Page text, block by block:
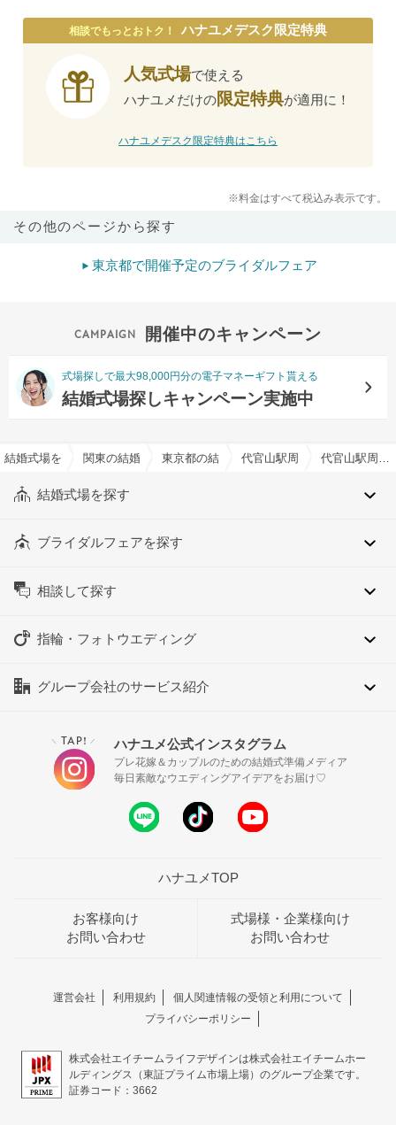
相談でもっとおトク！ ハナユメデスク限定特典
人気式場で使える
ハナユメだけの限定特典が適用に！
ハナユメデスク限定特典はこちら
※料金はすべて税込み表示です。
その他のページから探す
東京都で開催予定のブライダルフェア
開催中のキャンペーン
式場探しで最大98,000円分の電子マネーギフト貰える
結婚式場探しキャンペーン実施中
結婚式場を探すならハナユメ
関東の結婚式場東京都の結婚式場代官山駅周辺の結婚式場
結婚式場を探す
ブライダルフェアを探す
相談して探す
指輪・フォトウエディング
グループ会社のサービス紹介
＼ TAP! ／ ハナユメ公式インスタグラム
プレ花嫁＆カップルのための結婚式準備メディア
毎日素敵なウエディングアイデアをお届け♡
ハナユメTOP
お客様向け
お問い合わせ
式場様・企業様向け
お問い合わせ
運営会社 利用規約
個人関連情報の受領と利用について
プライバシーポリシー
株式会社エイチームライフデザインは株式会社エイチームホー
ルディングス（東証プライム市場上場）のグループ企業です。
証券コード：3662